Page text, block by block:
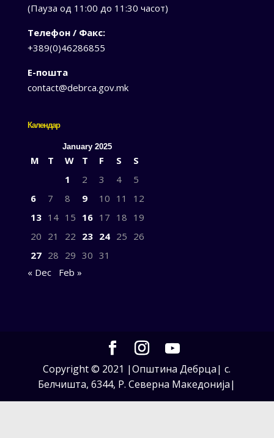
(Пауза од 11:00 до 11:30 часот)
Телефон / Факс:
+389(0)46286855
Е-пошта
contact@debrca.gov.mk
Календар
January 2025
M T W T F S
S
1
2 3 4
5
6
7 8 9 10 11
12
13 14 15 16 17 18 19
20 21 22 23 24 25 26
27 28 29 30 31
« Dec
Feb »
Copyright © 2021 |Општина Дебрца| с.
Белчишта, 6344, Р. Северна Македонија|